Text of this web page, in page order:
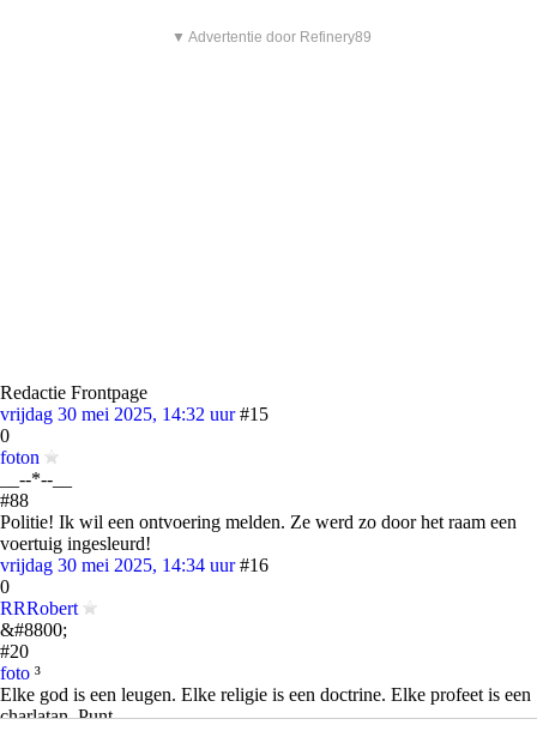
▼ Advertentie door Refinery89
Redactie Frontpage
vrijdag 30 mei 2025, 14:32 uur #15
0
foton
__--*--__
#88
Politie! Ik wil een ontvoering melden. Ze werd zo door het raam een
voertuig ingesleurd!
vrijdag 30 mei 2025, 14:34 uur #16
0
RRRobert
&#8800;
#20
foto ³
Elke god is een leugen. Elke religie is een doctrine. Elke profeet is een
charlatan. Punt.